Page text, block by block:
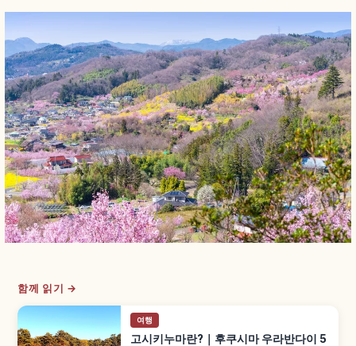
함께 읽기 →
여행
고시키누마란?｜후쿠시마 우라반다이 5